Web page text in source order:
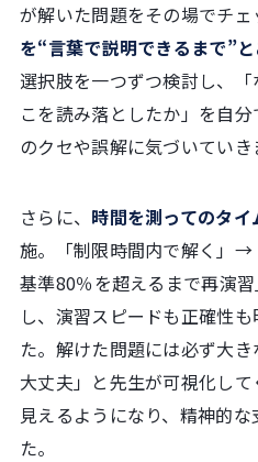
が解いた問題をその場でチェ
を“言葉で説明できるまで”
選択肢を一つずつ検討し、
こを読み落としたか」を自
のクセや誤解に気づいていき
さらに、 時間を測ってのタ
施。「制限時間内で解く」
基準80％を超えるまで再演
し、演習スピードも正確性
た。解けた問題には必ず大
大丈夫」と先生が可視化し
見えるようになり、精神的
た。